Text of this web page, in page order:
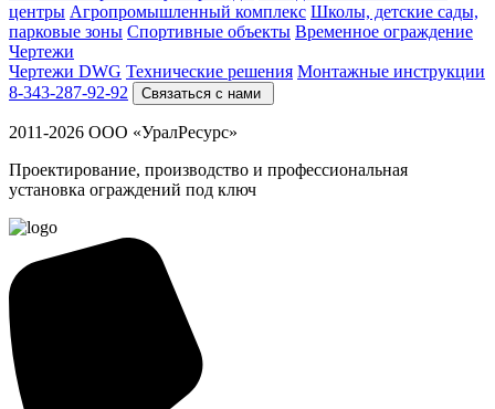
центры Агропромышленный комплекс Школы, детские сады,
парковые зоны Спортивные объекты Временное ограждение
Чертежи
Чертежи DWG Технические решения Монтажные инструкции
8-343-287-92-92
Связаться с нами
2011-2026 ООО «УралРесурс»
Проектирование, производство и профессиональная
установка ограждений под ключ